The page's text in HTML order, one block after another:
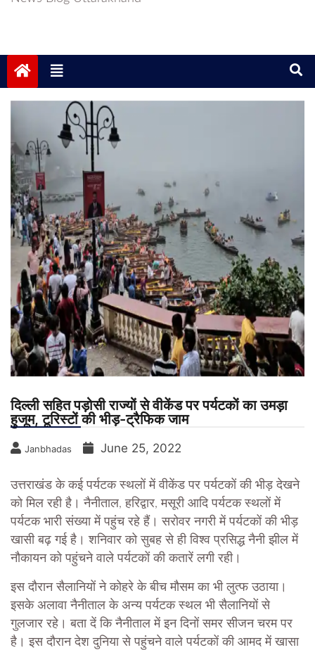
दिल्ली सहित पड़ोसी राज्यों से वीकेंड पर पर्यटकाें का उमड़ा
हुजूम, टूरिस्टों की भीड़-ट्रैफिक जाम
Janbhadas June 25, 2022
उत्तराखंड के कई पर्यटक स्थलों में वीकेंड पर पर्यटकों की भीड़ देखने
को मिल रही है। नैनीताल, हरिद्वार, मसूरी आदि पर्यटक स्थलों में
पर्यटक भारी संख्या में पहुंच रहे हैं। सरोवर नगरी में पर्यटकों की भीड़
खासी बढ़ गई है। शनिवार को सुबह से ही विश्व प्रसिद्ध नैनी झील में
नौकायन को पहुंचने वाले पर्यटकों की कतारें लगी रही।
इस दौरान सैलानियों ने कोहरे के बीच मौसम का भी लुत्फ उठाया।
इसके अलावा नैनीताल के अन्य पर्यटक स्थल भी सैलानियों से
गुलजार रहे। बता दें कि नैनीताल में इन दिनों समर सीजन चरम पर
है। इस दौरान देश दुनिया से पहुंचने वाले पर्यटकों की आमद में खासा